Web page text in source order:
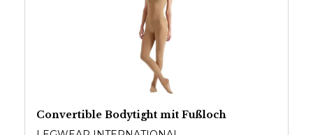
Convertible Bodytight mit Fußloch